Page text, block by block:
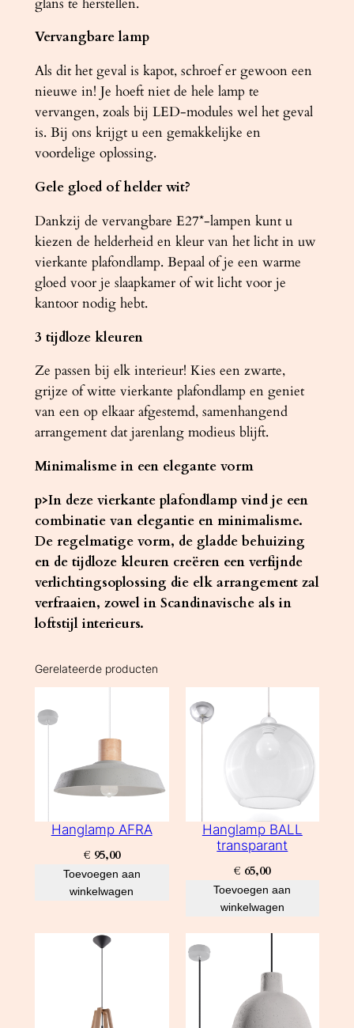
Vervangbare lamp
Als dit het geval is kapot, schroef er gewoon een
nieuwe in! Je hoeft niet de hele lamp te
vervangen, zoals bij LED-modules wel het geval
is. Bij ons krijgt u een gemakkelijke en
voordelige oplossing.
Gele gloed of helder wit?
Dankzij de vervangbare E27*-lampen kunt u
kiezen de helderheid en kleur van het licht in uw
vierkante plafondlamp. Bepaal of je een warme
gloed voor je slaapkamer of wit licht voor je
kantoor nodig hebt.
3 tijdloze kleuren
Ze passen bij elk interieur! Kies een zwarte,
grijze of witte vierkante plafondlamp en geniet
van een op elkaar afgestemd, samenhangend
arrangement dat jarenlang modieus blijft.
Minimalisme in een elegante vorm
p>In deze vierkante plafondlamp vind je een
combinatie van elegantie en minimalisme.
De regelmatige vorm, de gladde behuizing
en de tijdloze kleuren creëren een verfijnde
verlichtingsoplossing die elk arrangement zal
verfraaien, zowel in Scandinavische als in
loftstijl interieurs.
Gerelateerde producten
Hanglamp AFRA
€ 95,00
Toevoegen aan
winkelwagen
Hanglamp BALL
transparant
€ 65,00
Toevoegen aan
winkelwagen